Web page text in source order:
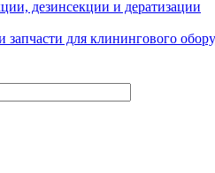
дезинсекции и дератизации
запчасти для клинингового